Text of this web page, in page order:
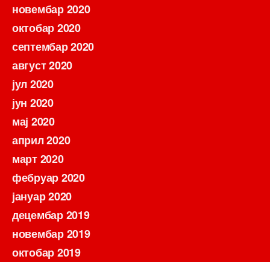
новембар 2020
октобар 2020
септембар 2020
август 2020
јул 2020
јун 2020
мај 2020
април 2020
март 2020
фебруар 2020
јануар 2020
децембар 2019
новембар 2019
октобар 2019